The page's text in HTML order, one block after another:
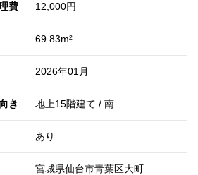
費 12,000円
69.83m²
2026年01月
き 地上15階建て / 南
あり
宮城県仙台市青葉区大町